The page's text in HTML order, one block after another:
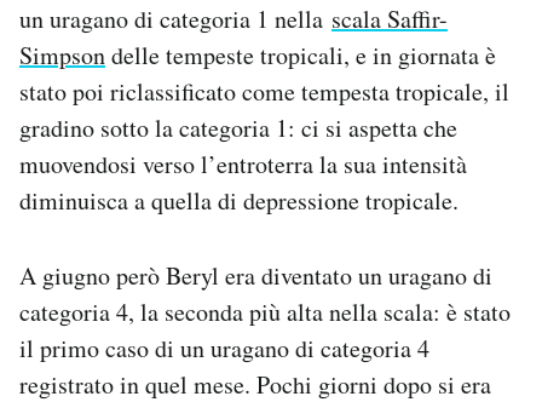
un uragano di categoria 1 nella scala Saffir-
Simpsondelle tempeste tropicali, e in giornata è
stato poi riclassificato come tempesta tropicale, il
gradino sotto la categoria 1: ci si aspetta che
muovendosi verso l’entroterra la sua intensità
diminuisca a quella di depressione tropicale.
A giugno però Beryl era diventato un uragano di
categoria 4, la seconda più alta nella scala: è stato
il primo caso di un uragano di categoria 4
registrato in quel mese. Pochi giorni dopo si era